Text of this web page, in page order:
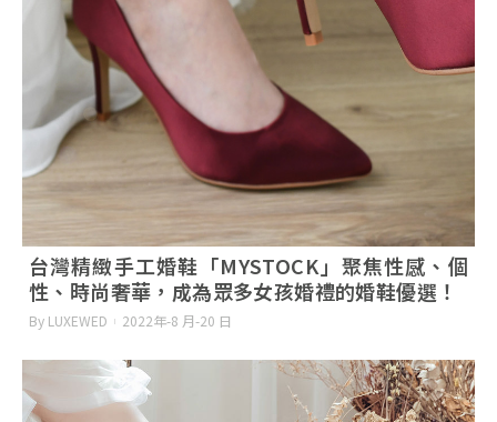
台灣精緻手工婚鞋「MYSTOCK」聚焦性感、個
性、時尚奢華，成為眾多女孩婚禮的婚鞋優選！
By LUXEWED 2022年-8 月-20 日